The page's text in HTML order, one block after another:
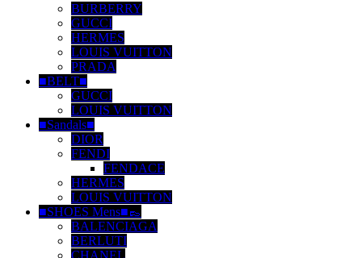
BURBERRY
GUCCI
HERMES
LOUIS VUITTON
PRADA
■BELT■
GUCCI
LOUIS VUITTON
■Sandals■
DIOR
FENDI
FENDACE
HERMES
LOUIS VUITTON
■SHOES Mens■👞
BALENCIAGA
BERLUTI
CHANEL